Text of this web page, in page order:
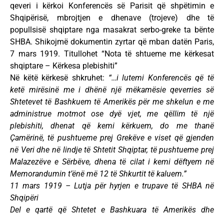
qeveri i kërkoi Konferencës së Parisit që shpëtimin e
Shqipërisë, mbrojtjen e dhenave (trojeve) dhe të
popullsisë shqiptare nga masakrat serbo-greke ta bënte
SHBA. Shikojmë dokumentin zyrtar që mban datën Paris,
7 mars 1919. Titullohet “Nota të shtueme me kërkesat
shqiptare – Kërkesa plebishiti”
Në këtë kërkesë shkruhet: “…i lutemi Konferencës që të
ketë mirësinë me i dhënë një mëkamësie qeverries së
Shtetevet të Bashkuem të Amerikës për me shkelun e me
administrue motmot ose dyë vjet, me qëllim të një
plebishiti, dhenat që kemi kërkuem, do me thanë
Çamërinë, të pushtueme prej Grekëve e viset që gjenden
në Veri dhe në lindje të Shtetit Shqiptar, të pushtueme prej
Malazezëve e Sërbëve, dhena të cilat i kemi dëftyem në
Memorandumin t’ënë më 12 të Shkurtit të kaluem.”
11 mars 1919 – Lutja për hyrjen e trupave të SHBA në
Shqipëri
Del e qartë që Shtetet e Bashkuara të Amerikës dhe